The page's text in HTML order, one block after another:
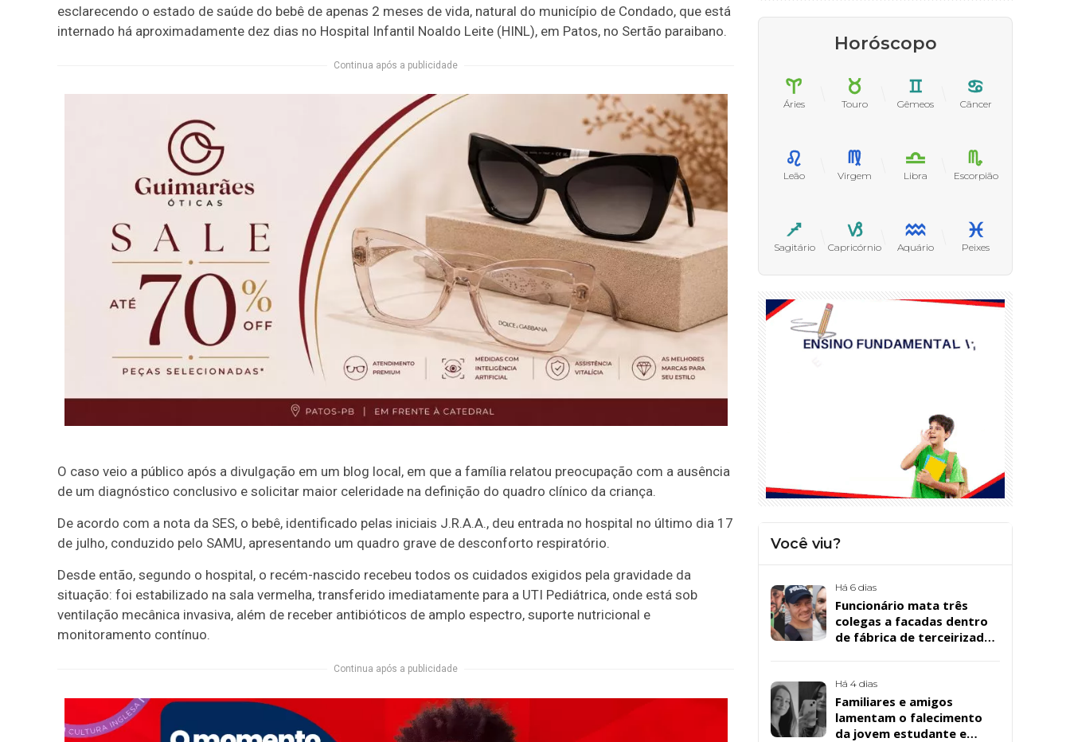
esclarecendo o estado de saúde do bebê de apenas 2 meses de vida, natural do município de Condado, que está
internado há aproximadamente dez dias no Hospital Infantil Noaldo Leite (HINL), em Patos, no Sertão paraibano.
Continua após a publicidade
O caso veio a público após a divulgação em um blog local, em que a família relatou preocupação com a ausência
de um diagnóstico conclusivo e solicitar maior celeridade na definição do quadro clínico da criança.
De acordo com a nota da SES, o bebê, identificado pelas iniciais J.R.A.A., deu entrada no hospital no último dia 17
de julho, conduzido pelo SAMU, apresentando um quadro grave de desconforto respiratório.
Desde então, segundo o hospital, o recém-nascido recebeu todos os cuidados exigidos pela gravidade da
situação: foi estabilizado na sala vermelha, transferido imediatamente para a UTI Pediátrica, onde está sob
ventilação mecânica invasiva, além de receber antibióticos de amplo espectro, suporte nutricional e
monitoramento contínuo.
Continua após a publicidade
Horóscopo
Áries Touro Gêmeos Câncer
Leão Virgem Libra Escorpião
Sagitário Capricórnio Aquário Peixes
Você viu?
Há 6 dias
Funcionário mata três
colegas a facadas dentro
de fábrica de terceirizada
Há 4 dias
Familiares e amigos
lamentam o falecimento
da jovem estudante e